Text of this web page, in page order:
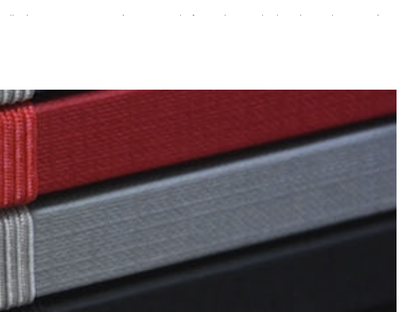
devoir supporter cette année encore…;)) ), bref un Noël avec son lot d’anecdotes et de souvenirs à